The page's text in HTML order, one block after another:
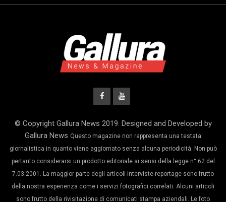
© Copyright Gallura News 2019. Designed and Developed by
Gallura News Questo magazine non rappresenta una testata
giornalistica in quanto viene aggiornato senza alcuna periodicità. Non può
pertanto considerarsi un prodotto editoriale ai sensi della legge n° 62 del
7.03.2001. La maggior parte degli articoli-interviste-reportage sono frutto
della nostra esperienza come i servizi fotografici correlati. Alcuni articoli
sono frutto della rivisitazione di comunicati stampa aziendali. Le foto